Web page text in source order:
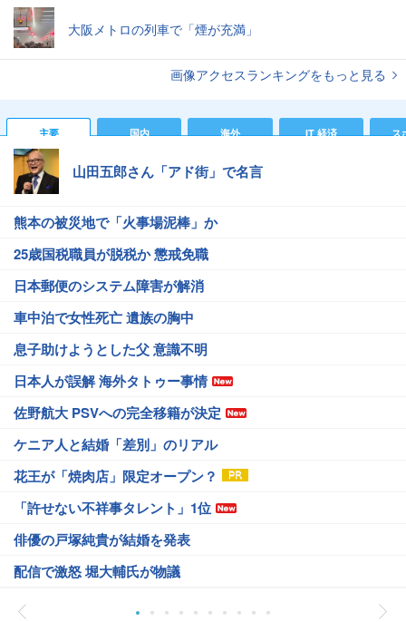
大阪メトロの列車で「煙が充満」
画像アクセスランキングをもっと見る
主要 国内 海外 IT 経済 ス
山田五郎さん「アド街」で名言
熊本の被災地で「火事場泥棒」か
25歳国税職員が脱税か 懲戒免職
日本郵便のシステム障害が解消
車中泊で女性死亡 遺族の胸中
息子助けようとした父 意識不明
日本人が誤解 海外タトゥー事情
佐野航大 PSVへの完全移籍が決定
ケニア人と結婚「差別」のリアル
花王が「焼肉店」限定オープン？
「許せない不祥事タレント」1位
俳優の戸塚純貴が結婚を発表
配信で激怒 堀大輔氏が物議